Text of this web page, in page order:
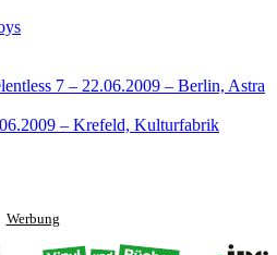
7 – 22.06.2009 – Berlin, Astra
– Krefeld, Kulturfabrik
Werbung